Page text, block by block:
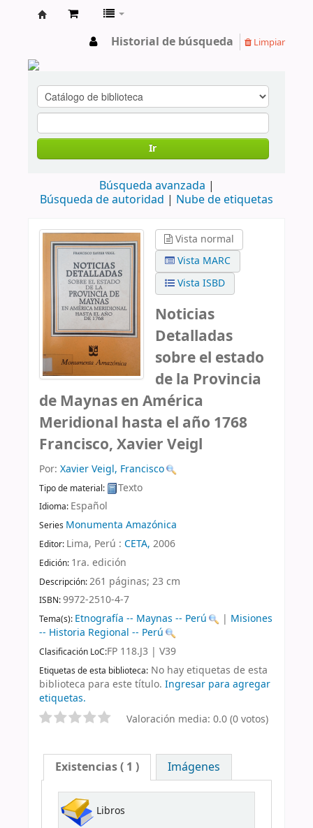
Historial de búsqueda Limpiar
Ir
Búsqueda avanzada
Búsqueda de autoridad
Nube de etiquetas
Vista normal
Vista MARC
Vista ISBD
Noticias
Detalladas
sobre el estado
de la Provincia
de Maynas en América
Meridional hasta el año 1768
Francisco, Xavier Veigl
Por: Xavier Veigl, Francisco
Tipo de material: Texto
Idioma: Español
Series Monumenta Amazónica
Editor: Lima, Perú : CETA, 2006
Edición: 1ra. edición
Descripción:261 páginas; 23 cm
ISBN:9972-2510-4-7
Tema(s): Etnografía -- Maynas -- Perú | Misiones
-- Historia Regional -- Perú
Clasificación LoC:FP 118.J3 | V39
Etiquetas de esta biblioteca: No hay etiquetas de esta
biblioteca para este título. Ingresar para agregar
etiquetas.
Valoración media: 0.0 (0 votos)
Existencias( 1 ) Imágenes
Libros